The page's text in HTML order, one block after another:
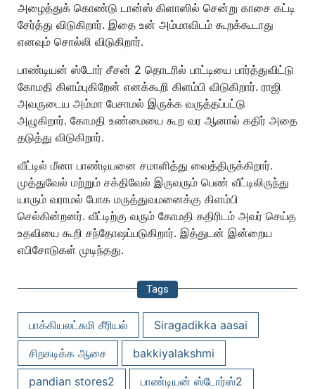
அழைத்துக் கொண்டு டான்ஸ் கிளாஸில் சென்று காசை கட்டி
சேர்த்து விடுகிறார். இதை உன் அம்மாவிடம் கூறக்கூடாது
எனவும் சொல்லி விடுகிறார்.
பாண்டியன் ஸ்டோர் சீசன் 2 தொடரில் பாட்டியை பார்த்துவிட்டு
கோமதி கிளம்புகிறேன் எனக்கூறி கிளம்பி விடுகிறார். ராஜி
அவருடைய அம்மா பேசாமல் இருக்க வருத்தப்பட்டு
அழுகிறார். கோமதி உண்மையை கூற வர ஆனால் கதிர் அதை
தடுத்து விடுகிறார்.
வீட்டில் மீனா பாண்டியனை சமாளித்து வைத்திருக்கிறார்.
முத்துவேல் மற்றும் சக்திவேல் இருவரும் பெண் வீட்டிலிருந்து
யாரும் வராமல் போக மருத்துவமனைக்கு கிளம்பி
செல்கின்றனர். வீட்டிற்கு வரும் கோமதி கதிரிடம் அவர் செய்த
உதவியை கூறி சந்தோஷப்படுகிறார். இத்துடன் இன்றைய
எபிசோடுகள் முடிந்தது.
Tags
பாக்கியலட்சுமி சீரியல்
Siragadikka aasai
சிறகடிக்க ஆசை
bakkiyalakshmi
pandian stores2
பாண்டியன் ஸ்டோர்ஸ்2